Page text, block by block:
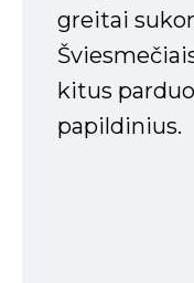
greitai
kitus
papildinius.